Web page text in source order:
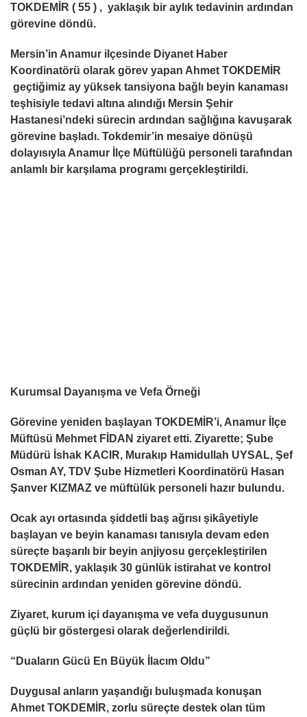
TOKDEMİR ( 55 ) , yaklaşık bir aylık tedavinin ardından
görevine döndü.
Mersin’in Anamur ilçesinde Diyanet Haber
Koordinatörü olarak görev yapan Ahmet TOKDEM İR
geçtiğimiz ay yüksek tansiyona bağ lı beyin kanaması
teşhisiyle tedavi altına alındığı Mersin Şehir
Hastanesi’ndeki sürecin ardından sağ lığına kavuşarak
görevine baş ladı. Tokdemir’in mesaiye dönüşü
dolayısıyla Anamur
lçe Müftülüğü personeli tarafından
anlamlı bir karşılama programı gerçekleştirildi.
Kurumsal Dayanışma ve Vefa Örneği
Görevine yeniden baş layan TOKDEM İR’i, Anamur
lçe
Müftüsü Mehmet F İDAN ziyaret etti. Ziyarette; Şube
Müdürü shak KACIR, Murakıp Hamidullah UYSAL, Şef
Osman AY, TDV Şube Hizmetleri Koordinatörü Hasan
Şanver KIZMAZ ve müftülük personeli hazır bulundu.
Ocak ayı ortasında şiddetli baş ağrısı şikâyetiyle
baş layan ve beyin kanaması tanısıyla devam eden
süreçte başarılı bir beyin anjiyosu gerçekleştirilen
TOKDEM İR, yaklaşık 30 günlük istirahat ve kontrol
sürecinin ardından yeniden görevine döndü.
Ziyaret, kurum içi dayanışma ve vefa duygusunun
güçlü bir göstergesi olarak değerlendirildi.
“Duaların Gücü En Büyük lacım Oldu”
Duygusal anların yaşandığı buluşmada konuşan
Ahmet TOKDEM İR, zorlu süreçte destek olan tüm